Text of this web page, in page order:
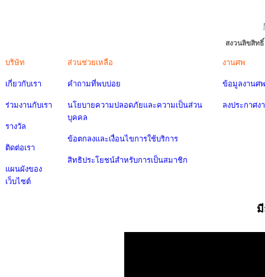
สงวนลิขสิท
บริษัท
เกี่ยวกับเรา
ร่วมงานกับเรา
รางวัล
ติดต่อเรา
แผนผังของ
เว็บไซต์
ส่วนช่วยเหลือ
คำถามที่พบบ่อย
นโยบายความปลอดภัยและความเป็นส่วน
บุคคล
ข้อตกลงและเงื่อนไขการใช้บริการ
สิทธิประโยชน์สำหรับการเป็นสมาชิก
งานศพ
ข้อมูลงานศพ
ลงประกาศง